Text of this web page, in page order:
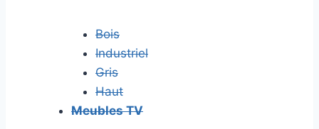
Bois
Industriel
Gris
Haut
Meubles TV